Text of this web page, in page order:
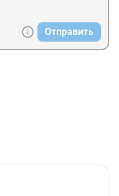
Отправить